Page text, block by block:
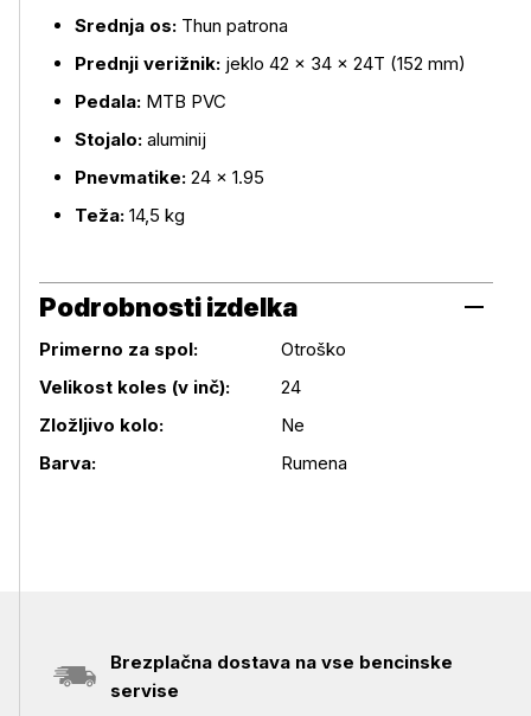
Srednja os: Thun patrona
Prednji verižnik: jeklo 42 × 34 × 24T (152 mm)
Pedala: MTB PVC
Stojalo: aluminij
Pnevmatike: 24 × 1.95
Teža: 14,5 kg
Podrobnosti izdelka
Podrobnosti izdelka
Primerno za spol:
Otroško
Velikost koles (v inč):
24
Zložljivo kolo:
Ne
Barva:
Rumena
Brezplačna dostava na vse bencinske
servise